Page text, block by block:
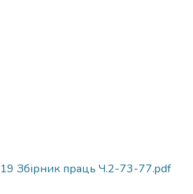
Збірник праць Ч.2-73-77.pdf